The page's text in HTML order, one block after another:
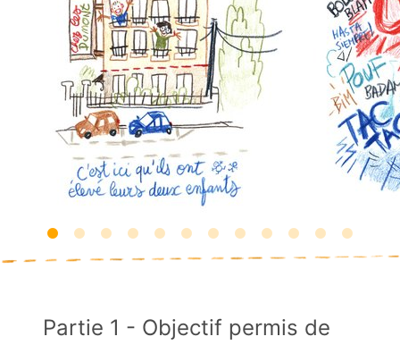
Partie 1 - Objectif permis de